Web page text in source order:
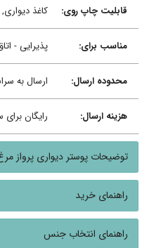
قابلیت چاپ روی: کاغذ دیواری,
مناسب برای: پذیرایی -
محدوده ارسال: ارسال به
هزینه ارسال: رایگان برای
توضیحات پوستر دیواری پرواز
راهنمای خرید
راهنمای انتخاب جنس